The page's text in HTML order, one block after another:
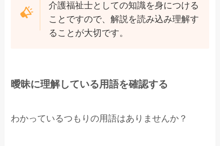
介護福祉士としての知識を身につける
ことですので、解説を読み込み理解す
ることが大切です。
曖昧に理解している用語を確認する
わかっているつもりの用語はありませんか？